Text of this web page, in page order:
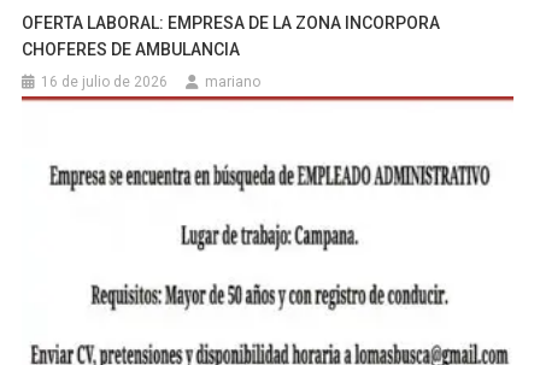
OFERTA LABORAL: EMPRESA DE LA ZONA INCORPORA
CHOFERES DE AMBULANCIA
16 de julio de 2026 mariano